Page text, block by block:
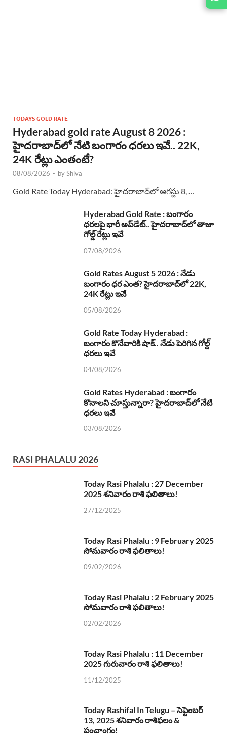
TODAYS GOLD RATE
Hyderabad gold rate August 8 2026 :
హైదరాబాద్‌లో నేటి బంగారం ధరలు ఇవే.. 22K,
24K రేట్లు ఎంతంటే?
08/08/2026 - byShiva
Gold Rate Today Hyderabad: హైదరాబాద్‌లో ఆగస్టు 8, …
Hyderabad Gold Rate : బంగారం
ధరలపై భారీ అప్‌డేట్.. హైదరాబాద్‌లో తాజా
గోల్డ్ రేట్లు ఇవే
07/08/2026
Gold Rates August 5 2026 : నేడు
బంగారం ధర ఎంత? హైదరాబాద్‌లో 22K,
24K రేట్లు ఇవే
05/08/2026
Gold Rate Today Hyderabad :
బంగారం కొనేవారికి షాక్.. నేడు పెరిగిన గోల్డ్
ధరలు ఇవే
04/08/2026
Gold Rates Hyderabad : బంగారం
కొనాలని చూస్తున్నారా? హైదరాబాద్‌లో నేటి
ధరలు ఇవే
03/08/2026
RASI PHALALU 2026
Today Rasi Phalalu : 27 December
2025 శనివారం రాశి ఫలితాలు!
27/12/2025
Today Rasi Phalalu : 9 February 2025
సోమవారం రాశి ఫలితాలు!
09/02/2026
Today Rasi Phalalu : 2 February 2025
సోమవారం రాశి ఫలితాలు!
02/02/2026
Today Rasi Phalalu : 11 December
2025 గురువారం రాశి ఫలితాలు!
11/12/2025
Today Rashifal In Telugu – సెప్టెంబర్
13, 2025 శనివారం రాశిఫలం &
పంచాంగం!